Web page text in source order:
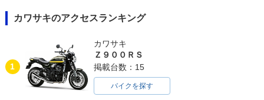
カワサキのアクセスランキング
1
カワサキ
Ｚ９００ＲＳ
掲載台数：15
バイクを探す